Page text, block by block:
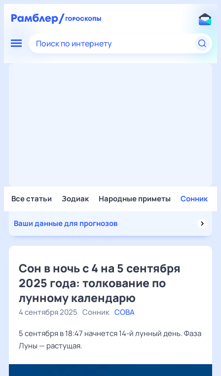
Поиск по интернету
Все статьи Зодиак Народные приметы Сонник
Ваши данные для прогнозов
Сон в ночь с 4 на 5 сентября
2025 года: толкование по
лунному календарю
4 сентября 2025 Сонник СОВА
5 сентября в 18:47 начнется 14-й лунный день. Фаза
Луны — растущая.